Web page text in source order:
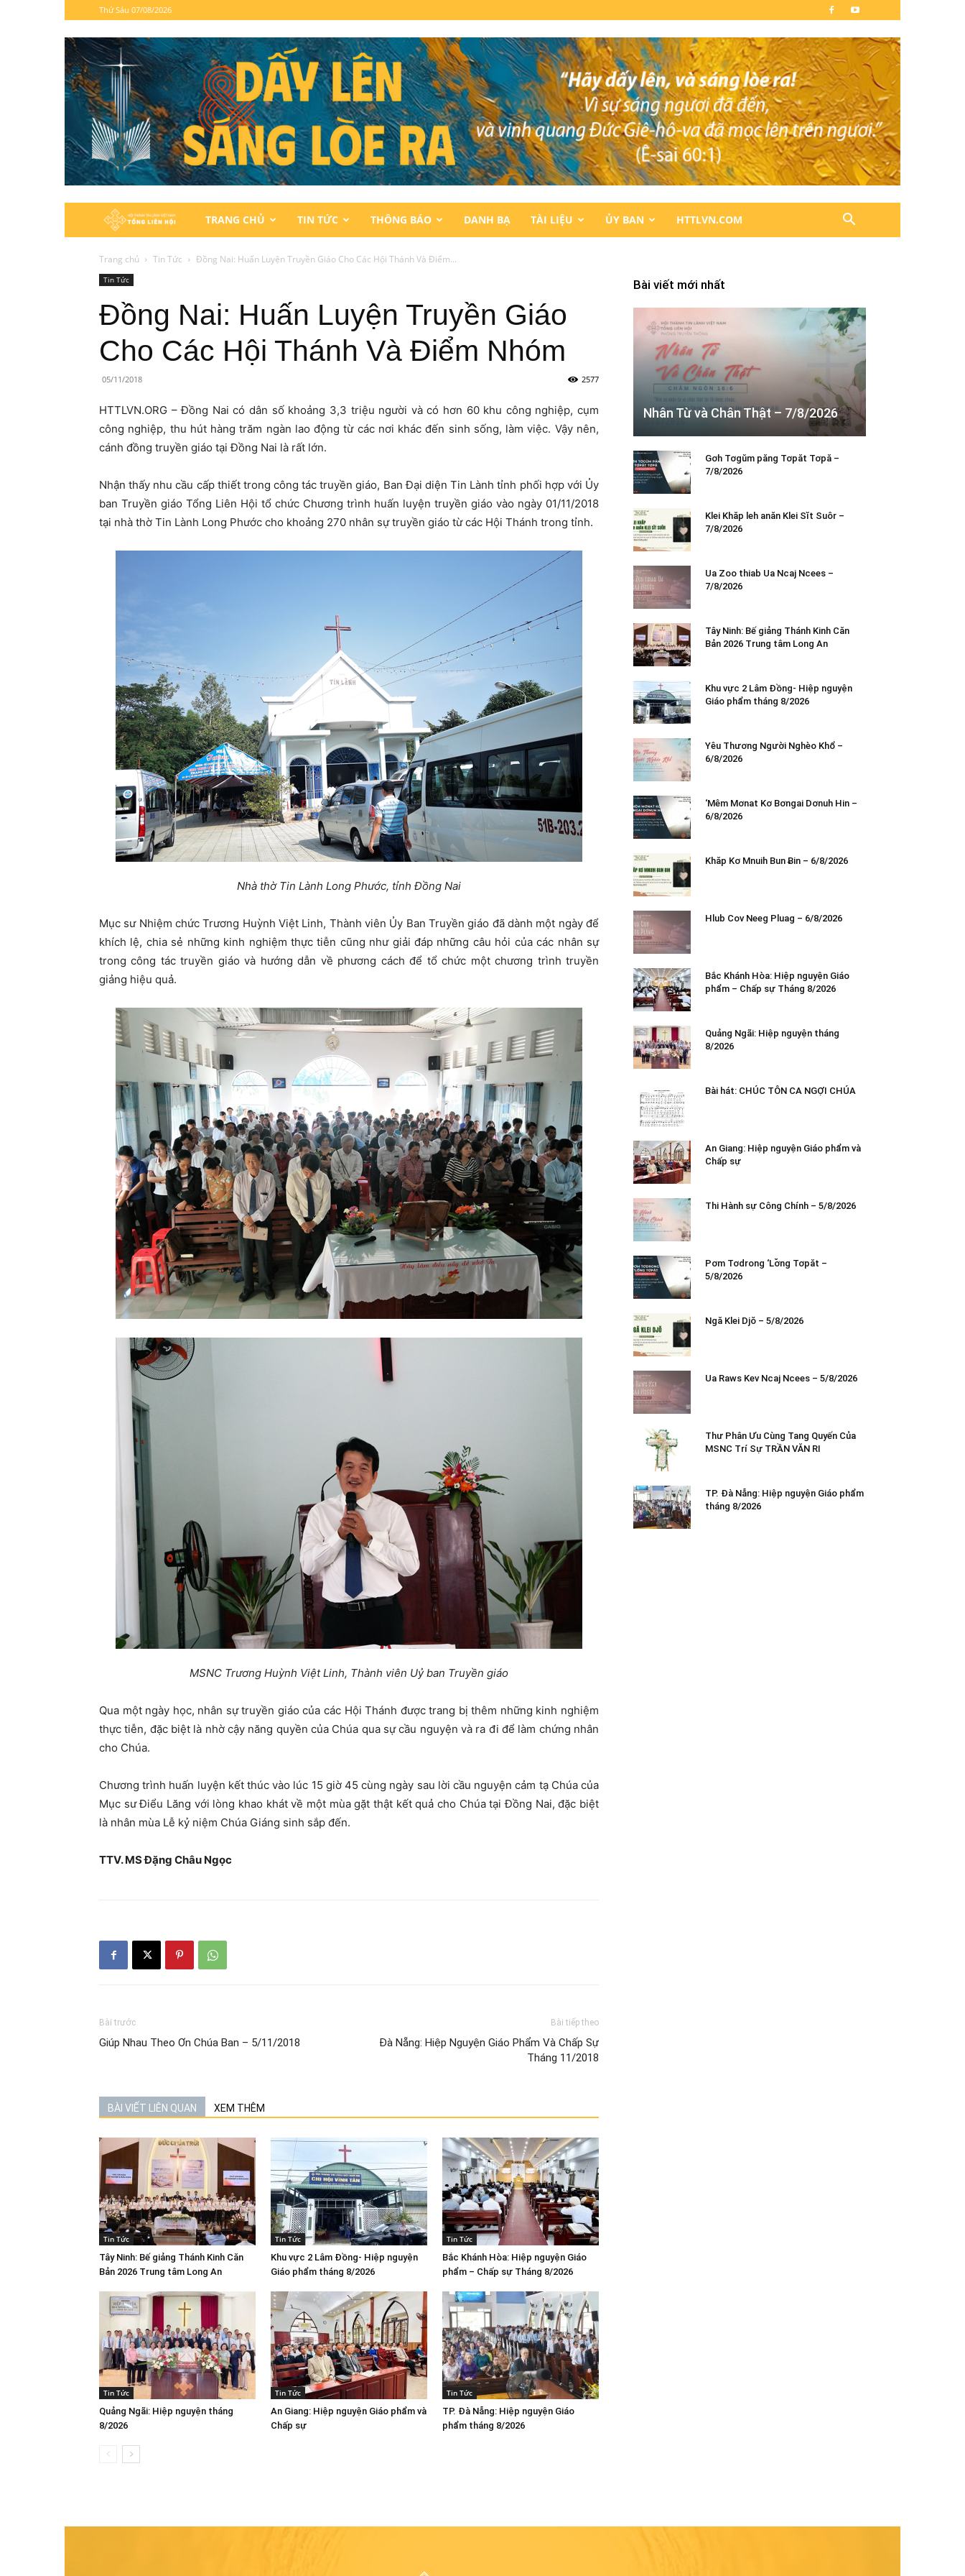
Thứ Sáu 07/08/2026
Hội
Thánh
Lành
Việt
TRANG CHỦ TIN TỨC THÔNG BÁO DANH BẠ TÀI LIỆU ỦY BAN HTTLVN.COM
Trang chủ Tin Tức Đồng Nai: Huấn Luyện Truyền Giáo Cho Các Hội Thánh Và Điểm...
Tin Tức
Đồng Nai: Huấn Luyện Truyền Giáo
Cho Các Hội Thánh Và Điểm Nhóm
05/11/2018 2577
HTTLVN.ORG – Đồng Nai có dân số khoảng 3,3 triệu người và có hơn 60 khu công nghiệp, cụm
công nghiệp, thu hút hàng trăm ngàn lao động từ các nơi khác đến sinh sống, làm việc. Vậy nên,
cánh đồng truyền giáo tại Đồng Nai là rất lớn.
Nhận thấy nhu cầu cấp thiết trong công tác truyền giáo, Ban Đại diện Tin Lành tỉnh phối hợp với Ủy
ban Truyền giáo Tổng Liên Hội tổ chức Chương trình huấn luyện truyền giáo vào ngày 01/11/2018
tại nhà thờ Tin Lành Long Phước cho khoảng 270 nhân sự truyền giáo từ các Hội Thánh trong tỉnh.
Nhà thờ Tin Lành Long Phước, tỉnh Đồng Nai
Mục sư Nhiệm chức Trương Huỳnh Việt Linh, Thành viên Ủy Ban Truyền giáo đã dành một ngày để
khích lệ, chia sẻ những kinh nghiệm thực tiễn cũng như giải đáp những câu hỏi của các nhân sự
trong công tác truyền giáo và hướng dẫn về phương cách để tổ chức một chương trình truyền
giảng hiệu quả.
MSNC Trương Huỳnh Việt Linh, Thành viên Uỷ ban Truyền giáo
Qua một ngày học, nhân sự truyền giáo của các Hội Thánh được trang bị thêm những kinh nghiệm
thực tiễn, đặc biệt là nhờ cậy năng quyền của Chúa qua sự cầu nguyện và ra đi để làm chứng nhân
cho Chúa.
Chương trình huấn luyện kết thúc vào lúc 15 giờ 45 cùng ngày sau lời cầu nguyện cảm tạ Chúa của
Mục sư Điểu Lăng với lòng khao khát về một mùa gặt thật kết quả cho Chúa tại Đồng Nai, đặc biệt
là nhân mùa Lễ kỷ niệm Chúa Giáng sinh sắp đến.
TTV. MS Đặng Châu Ngọc
Bài trước
Giúp Nhau Theo Ơn Chúa Ban – 5/11/2018
Bài tiếp theo
Đà Nẵng: Hiệp Nguyện Giáo Phẩm Và Chấp Sự
Tháng 11/2018
BÀI VIẾT LIÊN QUAN XEM THÊM
Tin Tức
Tây Ninh: Bế giảng Thánh Kinh Căn
Bản 2026 Trung tâm Long An
Tin Tức
Khu vực 2 Lâm Đồng- Hiệp nguyện
Giáo phẩm tháng 8/2026
Tin Tức
Bắc Khánh Hòa: Hiệp nguyện Giáo
phẩm – Chấp sự Tháng 8/2026
Tin Tức
Quảng Ngãi: Hiệp nguyện tháng
8/2026
Tin Tức
An Giang: Hiệp nguyện Giáo phẩm và
Chấp sự
Tin Tức
TP. Đà Nẵng: Hiệp nguyện Giáo
phẩm tháng 8/2026
Bài viết mới nhất
Nhân Từ và Chân Thật – 7/8/2026
Gơh Tơgŭm păng Tơpăt Tơpă –
7/8/2026
Klei Khăp leh anăn Klei Sĭt Suôr –
7/8/2026
Ua Zoo thiab Ua Ncaj Ncees –
7/8/2026
Tây Ninh: Bế giảng Thánh Kinh Căn
Bản 2026 Trung tâm Long An
Khu vực 2 Lâm Đồng- Hiệp nguyện
Giáo phẩm tháng 8/2026
Yêu Thương Người Nghèo Khổ –
6/8/2026
‘Mêm Mơnat Kơ Bơngai Dơnuh Hin –
6/8/2026
Khăp Kơ Mnuih Bun Ƀin – 6/8/2026
Hlub Cov Neeg Pluag – 6/8/2026
Bắc Khánh Hòa: Hiệp nguyện Giáo
phẩm – Chấp sự Tháng 8/2026
Quảng Ngãi: Hiệp nguyện tháng
8/2026
Bài hát: CHÚC TÔN CA NGỢI CHÚA
An Giang: Hiệp nguyện Giáo phẩm và
Chấp sự
Thi Hành sự Công Chính – 5/8/2026
Pơm Tơdrong ‘Lơ̆ng Tơpăt –
5/8/2026
Ngă Klei Djŏ – 5/8/2026
Ua Raws Kev Ncaj Ncees – 5/8/2026
Thư Phân Ưu Cùng Tang Quyến Của
MSNC Trí Sự TRẦN VĂN RI
TP. Đà Nẵng: Hiệp nguyện Giáo phẩm
tháng 8/2026